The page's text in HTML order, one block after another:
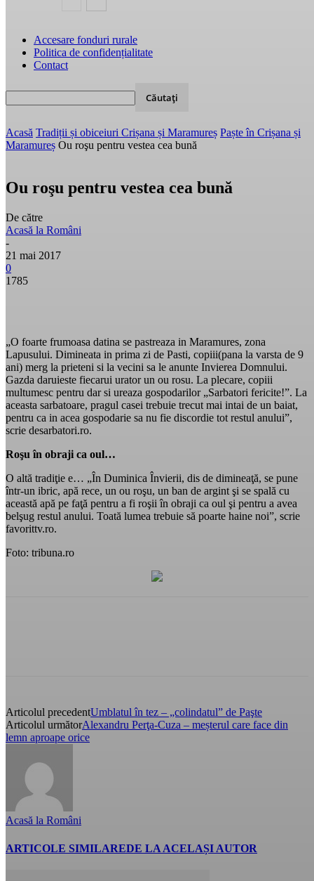
Accesare fonduri rurale
Politica de confidențialitate
Contact
Acasă Tradiții și obiceiuri Crișana și Maramureș Paște în Crișana și
Maramureș Ou roşu pentru vestea cea bună
Ou roşu pentru vestea cea bună
De către
Acasă la Români
-
21 mai 2017
0
1785
„O foarte frumoasa datina se pastreaza in Maramures, zona
Lapusului. Dimineata in prima zi de Pasti, copiii(pana la varsta de 9
ani) merg la prieteni si la vecini sa le anunte Invierea Domnului.
Gazda daruieste fiecarui urator un ou rosu. La plecare, copiii
multumesc pentru dar si ureaza gospodarilor „Sarbatori fericite!”. La
aceasta sarbatoare, pragul casei trebuie trecut mai intai de un baiat,
pentru ca in acea gospodarie sa nu fie discordie tot restul anului”,
scrie desarbatori.ro.
Roşu în obraji ca oul…
O altă tradiţie e… „În Duminica Învierii, dis de dimineaţă, se pune
într-un ibric, apă rece, un ou roşu, un ban de argint şi se spală cu
această apă pe faţă pentru a fi roşii în obraji ca oul şi pentru a avea
belşug restul anului. Toată lumea trebuie să poarte haine noi”, scrie
favorittv.ro.
Foto: tribuna.ro
Articolul precedentUmblatul în tez – „colindatul” de Paşte
Articolul următorAlexandru Perţa-Cuza – meșterul care face din
lemn aproape orice
Acasă la Români
ARTICOLE SIMILAREDE LA ACELAȘI AUTOR